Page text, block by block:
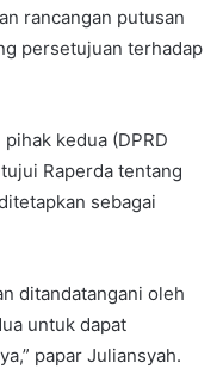
rancangan putusan
persetujuan terhadap
kedua (DPRD
Raperda tentang
sebagai
ditandatangani oleh
untuk dapat
papar Juliansyah.